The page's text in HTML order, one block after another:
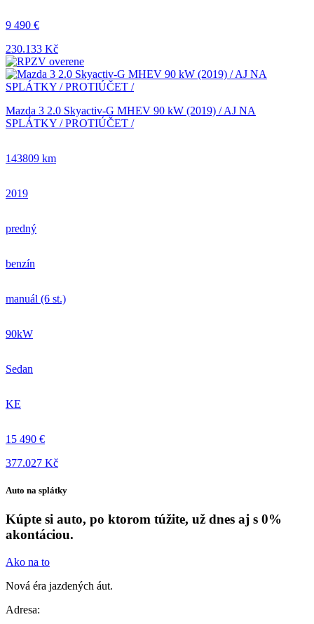
9 490 €
230.133 Kč
Mazda 3 2.0 Skyactiv-G MHEV 90 kW (2019) / AJ NA
SPLÁTKY / PROTIÚČET /
143809 km
2019
predný
benzín
manuál (6 st.)
90kW
Sedan
KE
15 490 €
377.027 Kč
Auto na splátky
Kúpte si auto, po ktorom túžite, už dnes aj s 0%
akontáciou.
Ako na to
Nová éra jazdených áut.
Adresa: